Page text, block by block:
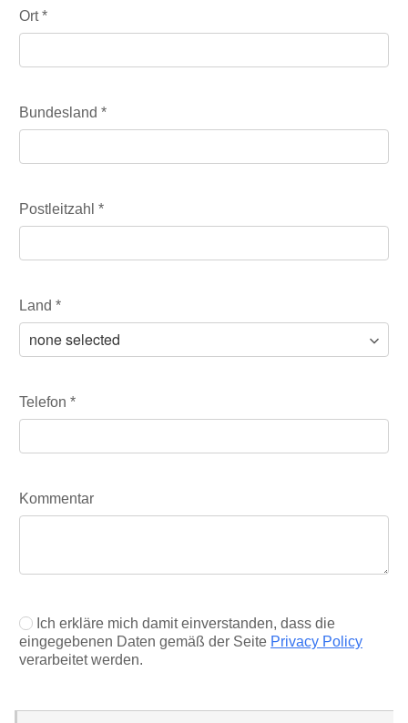
Ort*
Bundesland *
Postleitzahl *
Land *
Telefon *
Kommentar
Ich erkläre mich damit einverstanden, dass die
eingegebenen Daten gemäß der Seite Privacy Policy
verarbeitet werden.